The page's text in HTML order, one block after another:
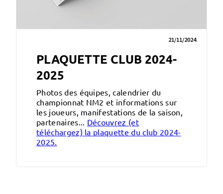
21/11/2024
PLAQUETTE CLUB 2024-
2025
Photos des équipes, calendrier du
championnat NM2 et informations sur
les joueurs, manifestations de la saison,
partenaires... Découvrez (et
téléchargez) la plaquette du club 2024-
2025.